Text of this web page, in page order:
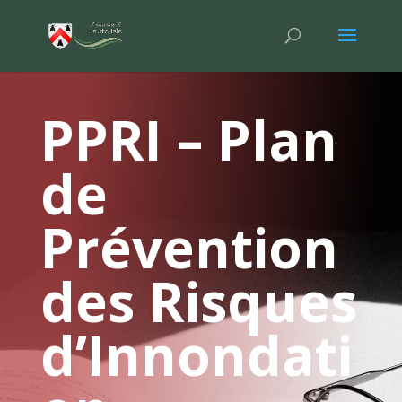
PPRI – Plan
de
Prévention
des Risques
d’Innondati